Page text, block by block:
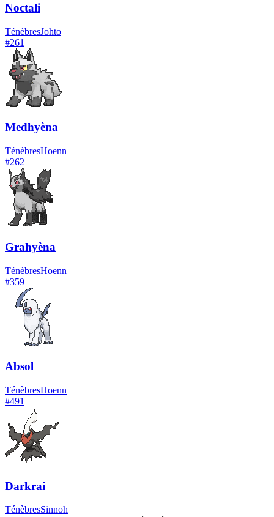
Noctali
TénèbresJohto
#261
Medhyèna
TénèbresHoenn
#262
Grahyèna
TénèbresHoenn
#359
Absol
TénèbresHoenn
#491
Darkrai
TénèbresSinnoh